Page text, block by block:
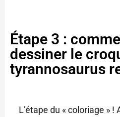
Étape 3 :
dessiner le
tyrannosaurus
L’étape du « coloriage »